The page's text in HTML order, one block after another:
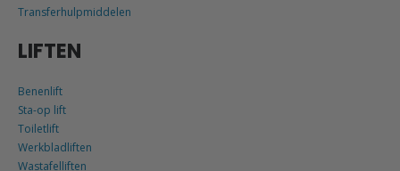
Transferhulpmiddelen
LIFTEN
Benenlift
Sta-op lift
Toiletlift
Werkbladliften
Wastafelliften